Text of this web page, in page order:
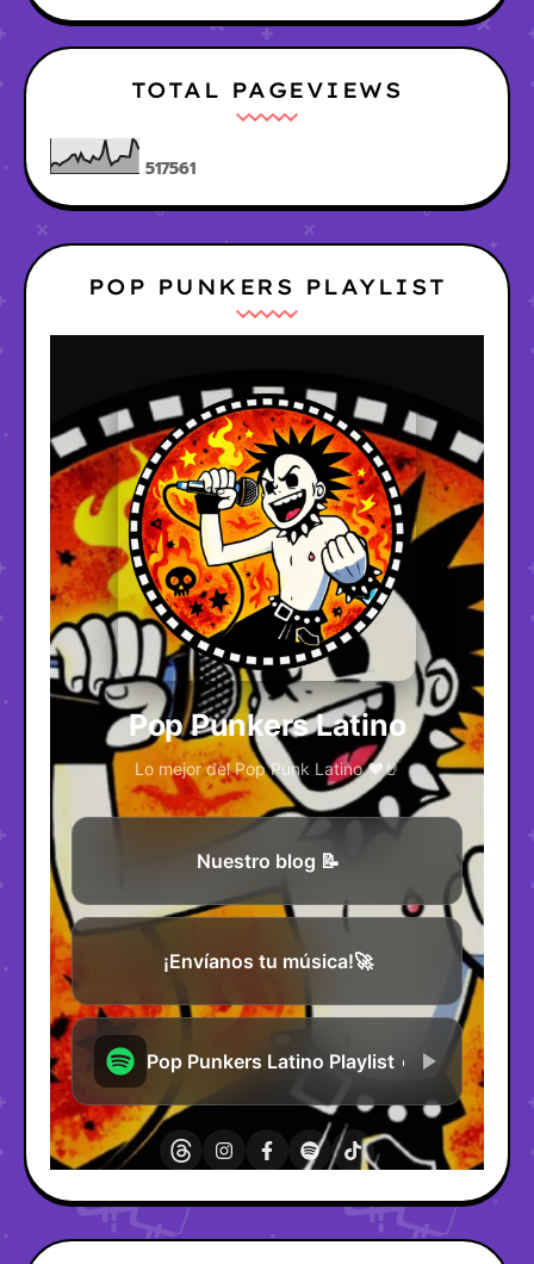
TOTAL PAGEVIEWS
517561
POP PUNKERS PLAYLIST